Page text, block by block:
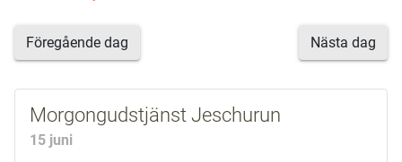
Föregående dag Nästa dag
Morgongudstjänst Jeschurun
15 juni